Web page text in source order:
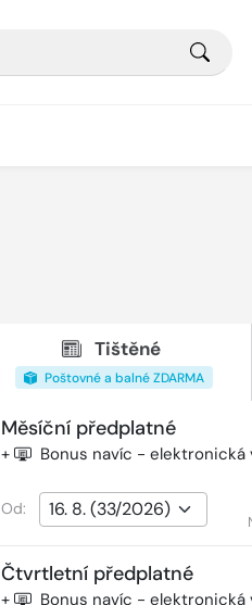
Tištěné
Poštovné a balné ZDARMA
Měsíční předplatné
+ Bonus navíc - elektronická
Od:
Čtvrtletní předplatné
+ Bonus navíc - elektronická